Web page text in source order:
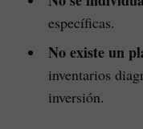
específicas.
No existe un
inventarios
inversión.